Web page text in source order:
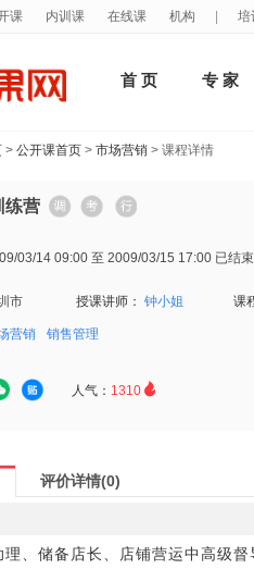
首 页 专 家
> 公开课首页 > 市场营销 > 课程详情
练营
03/14 09:00 至 2009/03/15 17:00 已结束
市 授课讲师： 钟小姐 课
营销 销售管理
人气： 1310 
评价详情(0)
理、储备店长、店铺营运中高级督
课 内训课 在线课 机构 培